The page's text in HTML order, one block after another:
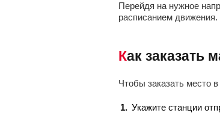
Перейдя на нужное
расписанием движения.
Как заказать
Чтобы заказать место
Укажите станции